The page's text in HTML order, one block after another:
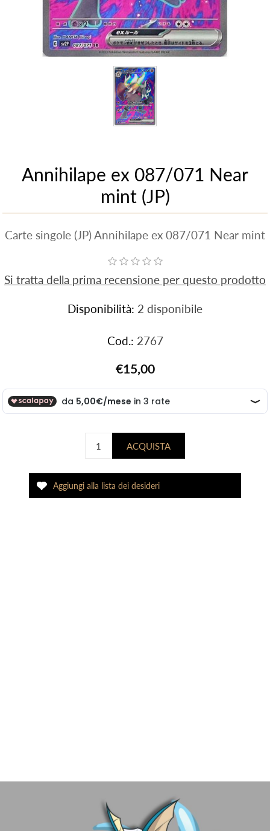
Annihilape ex 087/071 Near
mint (JP)
Carte singole (JP) Annihilape ex 087/071 Near mint
Si tratta della prima recensione per questo prodotto
Disponibilità: 2 disponibile
Cod.: 2767
€15,00